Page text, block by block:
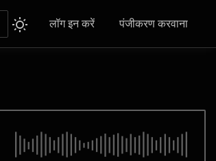
लॉग इन करें पंजीकरण करवाना